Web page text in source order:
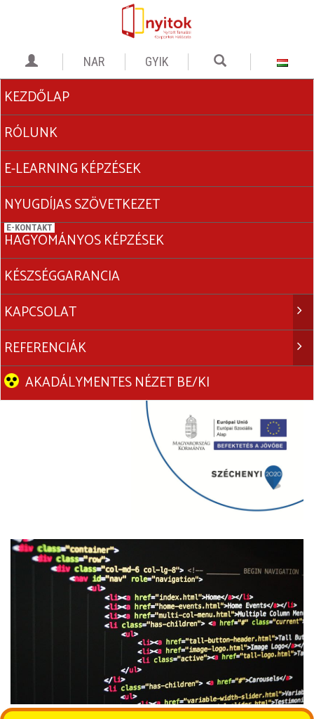
GYIK
KEZDŐLAP
RÓLUNK
E-LEARNING KÉPZÉSEK
NYUGDÍJAS SZÖVETKEZET
HAGYOMÁNYOS KÉPZÉSEK
KÉSZSÉGGARANCIA
KAPCSOLAT
REFERENCIÁK
AKADÁLYMENTES NÉZET BE/KI